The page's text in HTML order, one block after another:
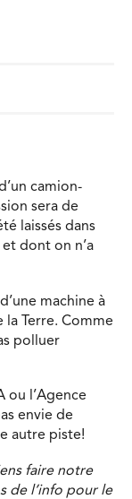
camion-
sera de
laissés dans
et dont on n’a
machine à
la Terre. Comme
polluer
ou l’Agence
envie de
autre piste!
faire notre
de l’info pour le